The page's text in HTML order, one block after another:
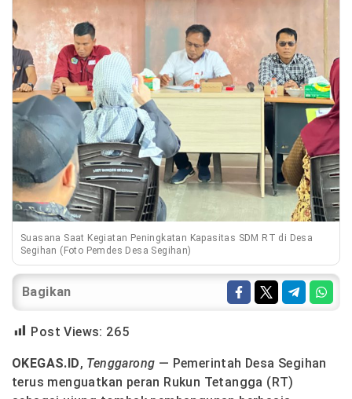
Suasana Saat Kegiatan Peningkatan Kapasitas SDM RT di Desa
Segihan (Foto Pemdes Desa Segihan)
Bagikan
Post Views: 265
OKEGAS.ID, Tenggarong — Pemerintah Desa Segihan
terus menguatkan peran Rukun Tetangga (RT)